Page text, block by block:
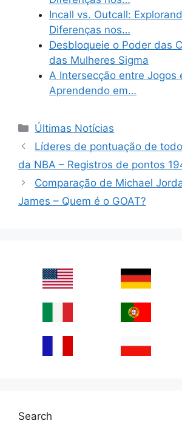
Incall vs. Outcall:
Diferenças nos…
Desbloqueie o Poder das
das Mulheres Sigma
A Intersecção entre Jogos
Aprendendo em…
Categories
Últimas Notícias
Líderes de pontuação de
da NBA – Registros de pontos
Comparação de Michael
James – Quem é o GOAT?
Search